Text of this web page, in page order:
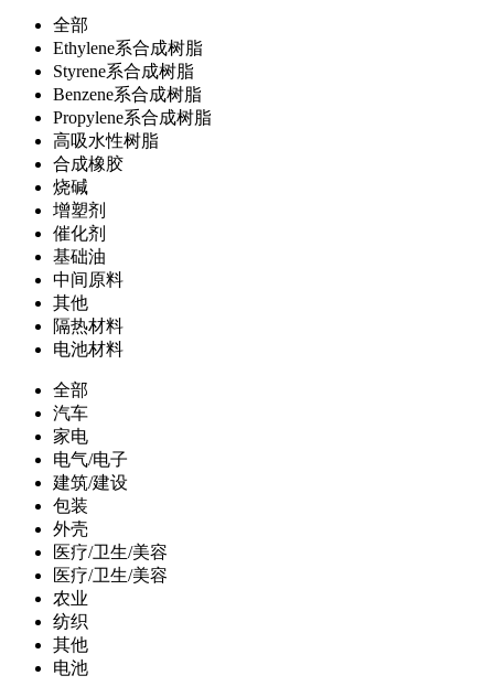
全部
Ethylene系合成树脂
Styrene系合成树脂
Benzene系合成树脂
Propylene系合成树脂
高吸水性树脂
合成橡胶
烧碱
增塑剂
催化剂
基础油
中间原料
其他
隔热材料
电池材料
全部
汽车
家电
电气/电子
建筑/建设
包装
外壳
医疗/卫生/美容
医疗/卫生/美容
农业
纺织
其他
电池